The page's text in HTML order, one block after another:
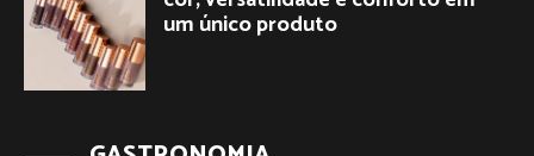
um único produto